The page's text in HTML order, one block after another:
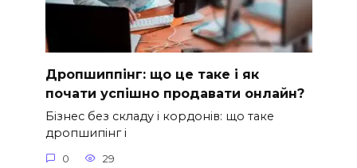
Дропшиппінг: що це таке і як
почати успішно продавати онлайн?
Бізнес без складу і кордонів: що таке
дропшипінг і
0 29